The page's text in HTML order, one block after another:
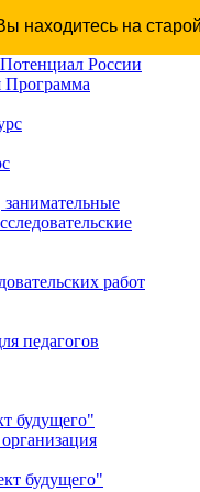
находитесь на
России
Программа
работ
педагогов
будущего"
будущего"